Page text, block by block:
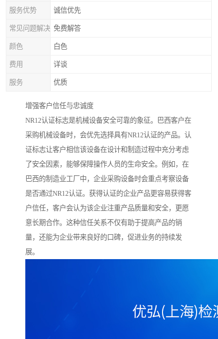
服务优势 诚信优先
常见问题解决 免费解答
颜色 白色
费用 详谈
服务 优质
增强客户信任与忠诚度
NR12认证标志是机械设备安全可靠的象征。巴西客户在
采购机械设备时，会优先选择具有NR12认证的产品。认
证标志让客户相信该设备在设计和制造过程中充分考虑
了安全因素，能够保障操作人员的生命安全。例如，在
巴西的制造业工厂中，企业采购设备时会重点考察设备
是否通过NR12认证。获得认证的企业产品更容易获得客
户信任，客户会认为该企业注重产品质量和安全，更愿
意长期合作。这种信任关系不仅有助于提高产品的销
量，还能为企业带来良好的口碑，促进业务的持续发
展。